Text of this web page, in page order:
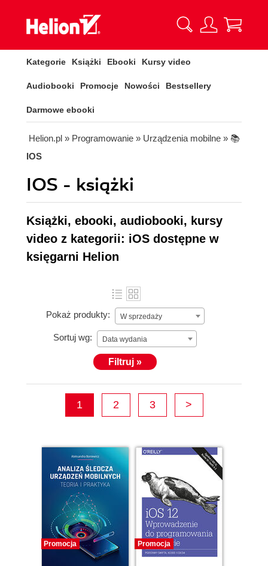
Kategorie Książki Ebooki Kursy video
Audiobooki Promocje Nowości Bestsellery
Darmowe ebooki
Helion.pl » Programowanie » Urządzenia mobilne » 📚
IOS
IOS - książki
Książki, ebooki, audiobooki, kursy
video z kategorii: iOS dostępne w
księgarni Helion
Pokaż produkty: W sprzedaży
Sortuj wg: Data wydania
Filtruj »
1 2 3 >
Promocja Promocja